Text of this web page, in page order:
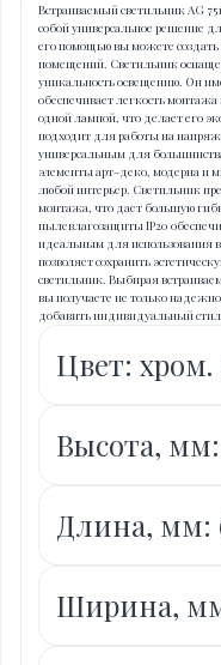
Встраиваемый светильник AG
собой универсальное решение
его помощью вы можете создать
помещений. Светильник
уникальность освещению. Он
обеспечивает легкость
одной лампой, что делает его
подходит для работы на
универсальным для
элементы арт-деко, модерна и
любой интерьер. Светильник
монтажа, что дает большую
пылевлагозащиты IP20
идеальным для использования
позволяет сохранить
светильник. Выбирая
вы получаете не только
добавить индивидуальный
Цвет:
Высота, мм:
Длина, мм:
Ширина,